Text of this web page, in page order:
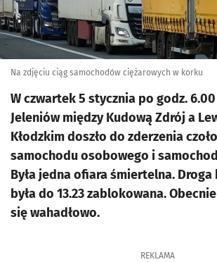
Na zdjęciu ciąg samochodów ciężarowych w korku
W czwartek 5 stycznia po godz.
Jeleniów między Kudową Zdrój a
Kłodzkim doszło do zderzenia
samochodu osobowego i
Była jedna ofiara śmiertelna. Droga
była do 13.23 zablokowana.
się wahadłowo.
REKLAMA